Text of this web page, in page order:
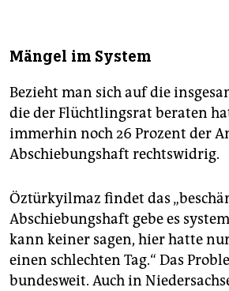
Mängel im System
Bezieht man sich auf die
die der Flüchtlingsrat beraten
immerhin noch 26 Prozent der
Abschiebungshaft rechtswidrig.
Öztürkyilmaz findet das
Abschiebungshaft gebe es
kann keiner sagen, hier hatte
einen schlechten Tag.“ Das
bundesweit. Auch in